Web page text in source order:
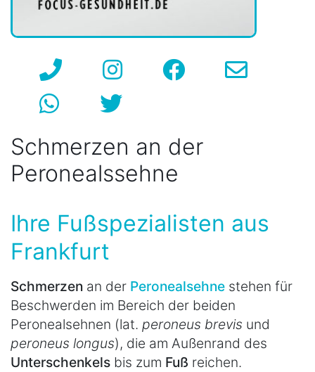
Schmerzen an der
Peronealssehne
Ihre Fußspezialisten aus
Frankfurt
Schmerzen an der Peronealsehne stehen für
Beschwerden im Bereich der beiden
Peronealsehnen (lat. peroneus brevis und
peroneus longus), die am Außenrand des
Unterschenkels bis zum Fuß reichen.